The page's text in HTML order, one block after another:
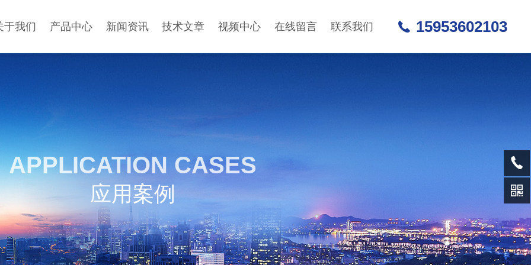
于我们 产品中心 新闻资讯 技术文章 视频中心 在线留言 联系我们 15953602103
APPLICATION CASES
应用案例